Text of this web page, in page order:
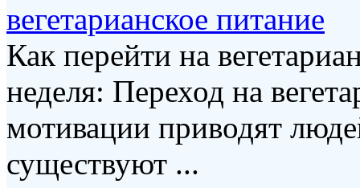
вегетарианское питание
Как перейти на
неделя: Переход на
мотивации приводят
существуют ...